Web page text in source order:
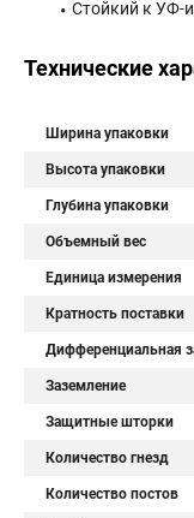
Стойкий к УФ-
Технические
Ширина упаковки
Высота упаковки
Глубина упаковки
Объемный вес
Единица измерения
Кратность поставки
Дифференциальная
Заземление
Защитные шторки
Количество гнезд
Количество постов